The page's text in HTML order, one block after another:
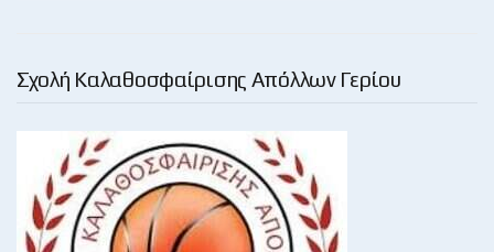
Σχολή Καλαθοσφαίρισης Απόλλων Γερίου